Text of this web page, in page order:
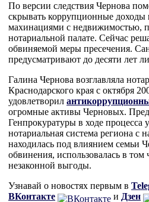
По версии следствия Чернова
скрывать коррупционные доходы
махинациями с недвижимостью,
нотариальной палате. Сейчас
обвиняемой меры пресечения.
предусматривают до десяти лет
Галина Чернова возглавляла
Краснодарского края с октября
удовлетворил
огромные активы Черновых.
Генпрокуратуры в ходе процесса
нотариальная система региона с
находилась под влиянием семьи
обвинения, использовалась в том
незаконной выгоды.
Узнавай о новостях первым в
ВКонтакте
и Дзен